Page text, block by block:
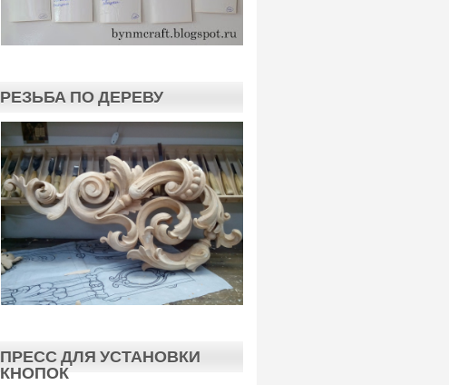
РЕЗЬБА ПО ДЕРЕВУ
ПРЕСС ДЛЯ УСТАНОВКИ
КНОПОК